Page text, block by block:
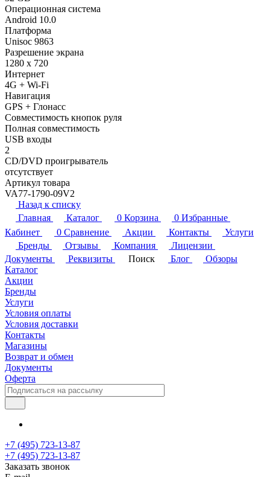
Операционная система
Android 10.0
Платформа
Unisoc 9863
Разрешение экрана
1280 x 720
Интернет
4G + Wi-Fi
Навигация
GPS + Глонасс
Совместимость кнопок руля
Полная совместимость
USB входы
2
CD/DVD проигрыватель
отсутствует
Артикул товара
VA77-1790-09V2
Назад к списку
Главная
Каталог 0 Корзина 0 Избранные
Кабинет
0 Сравнение Акции Контакты
Услуги
Бренды
Отзывы Компания
Лицензии
Документы
Реквизиты Поиск Блог
Обзоры
Каталог
Акции
Бренды
Услуги
Условия оплаты
Условия доставки
Контакты
Магазины
Возврат и обмен
Документы
Оферта
+7 (495) 723-13-87
+7 (495) 723-13-87
Заказать звонок